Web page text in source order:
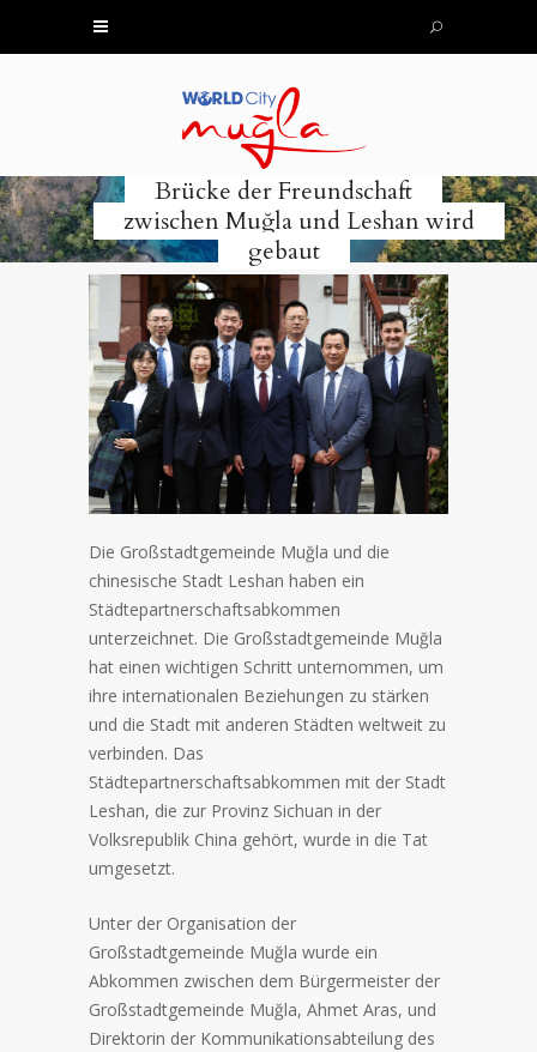
Brücke der Freundschaft
zwischen Muğla und Leshan wird
gebaut
Die Großstadtgemeinde Muğla und die
chinesische Stadt Leshan haben ein
Städtepartnerschaftsabkommen
unterzeichnet. Die Großstadtgemeinde Muğla
hat einen wichtigen Schritt unternommen, um
ihre internationalen Beziehungen zu stärken
und die Stadt mit anderen Städten weltweit zu
verbinden. Das
Städtepartnerschaftsabkommen mit der Stadt
Leshan, die zur Provinz Sichuan in der
Volksrepublik China gehört, wurde in die Tat
umgesetzt.
Unter der Organisation der
Großstadtgemeinde Muğla wurde ein
Abkommen zwischen dem Bürgermeister der
Großstadtgemeinde Muğla, Ahmet Aras, und
Direktorin der Kommunikationsabteilung des